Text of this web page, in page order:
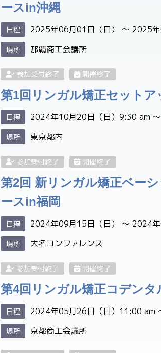
ースin沖縄
日程 2025年06月01日（日） 〜 2025年
場所 那覇商工会議所
参加受付終了 開催終了
第1回リンガル矯正セットア
日程 2024年10月20日（日）9:30 am
場所 東京都内
参加受付終了 開催終了
第2回 新リンガル矯正ベー
ースin福岡
日程 2024年09月15日（日） 〜 2024年
場所 大名コンファレンス
参加受付終了 開催終了
第4回リンガル矯正コデン
日程 2024年05月26日（日）11:00 am
場所 京都商工会議所